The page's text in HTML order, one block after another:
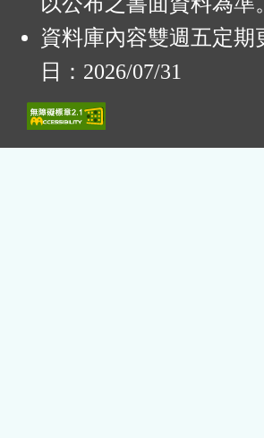
資料庫內容雙週五定
日：2026/07/31